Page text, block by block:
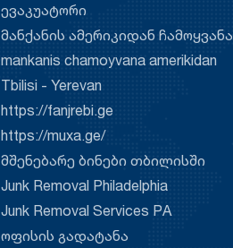
ევაკუატორი
მანქანის ამერიკიდან ჩამოყვანა
mankanis chamoyvana amerikidan
Tbilisi - Yerevan
https://fanjrebi.ge
https://muxa.ge/
მშენებარე ბინები თბილისში
Junk Removal Philadelphia
Junk Removal Services PA
ოფისის გადატანა